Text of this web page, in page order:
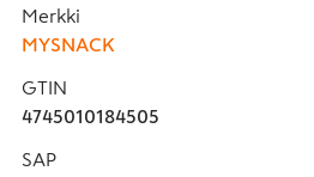
Merkki
MYSNACK
GTIN
4745010184505
SAP